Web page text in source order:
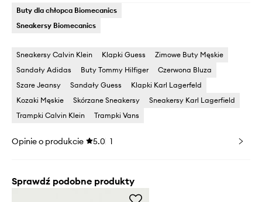
Buty dla chłopca Biomecanics
Sneakersy Biomecanics
Sneakersy Calvin Klein Klapki Guess
Zimowe Buty Męskie
Sandały Adidas
Buty Tommy Hilfiger
Czerwona Bluza
Szare Jeansy
Sandały Guess
Klapki Karl Lagerfeld
Kozaki Męskie
Skórzane Sneakersy
Sneakersy Karl Lagerfield
Trampki Calvin Klein
Trampki Vans
Opinie o produkcie 5.0 1
Sprawdź podobne produkty